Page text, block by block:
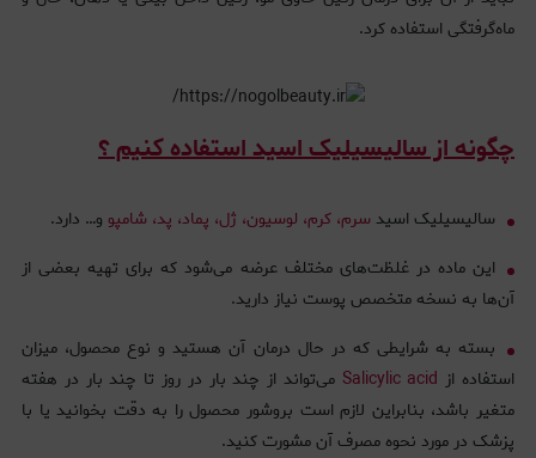
ماه‌گرفتگی استفاده کرد.
چگونه از سالیسیلیک اسید استفاده کنیم ؟
سالیسیلیک اسیدسرم، کرم، لوسیون، ژل، پماد، پد، شامپوو… دارد.
این ماده در غلظت‌های مختلف عرضه می‌شود که برای تهیه بعضی از
آن‌ها به نسخه متخصص پوست نیاز دارید.
بسته به شرایطی که در حال درمان آن هستید و نوع محصول، میزان
استفاده از Salicylic acid می‌تواند از چند بار در روز تا چند بار در هفته
متغیر باشد، بنابراین لازم است بروشور محصول را به دقت بخوانید یا با
پزشک در مورد نحوه مصرف آن مشورت کنید.